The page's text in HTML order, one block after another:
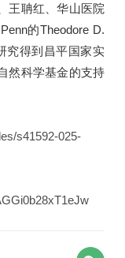
王聃红、华山医院
的Theodore D.
究得到昌平国家实
然科学基金的支持
s41592-025-